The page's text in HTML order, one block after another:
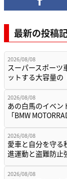
最新の投稿
2026/08/08
スーパースポーツ
ットする大容量
2026/08/08
あの白馬のイベン
「BMW
2026/08/08
愛車と自分を守る
進運動と盗難防
2026/08/08